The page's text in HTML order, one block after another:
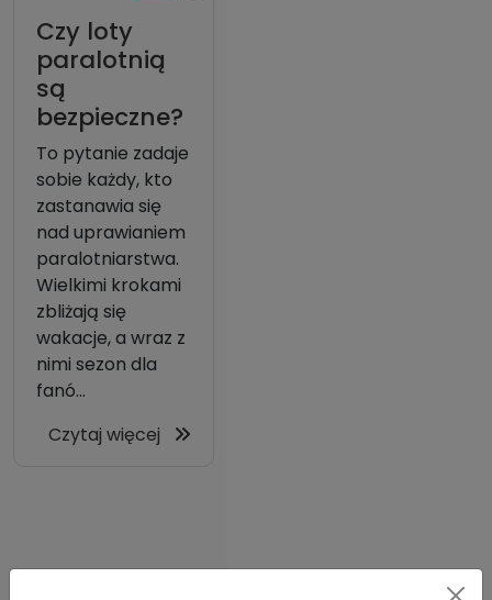
Czy loty
paralotnią
są
bezpieczne?
To pytanie zadaje
sobie każdy, kto
zastanawia się
nad uprawianiem
paralotniarstwa.
Wielkimi krokami
zbliżają się
wakacje, a wraz z
nimi sezon dla
fanó...
Czytaj więcej